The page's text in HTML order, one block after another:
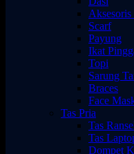
Scarf
Payung
Ikat
Topi
Sarung
Braces
Face
Tas Pria
Tas
Tas
Dompet